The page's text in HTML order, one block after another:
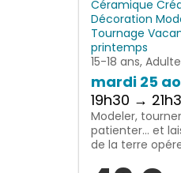
Céramique
Décoration
Tournage
printemps
15-18 ans,
mardi 25
19h30 →
Modeler,
patienter… et
de la terre